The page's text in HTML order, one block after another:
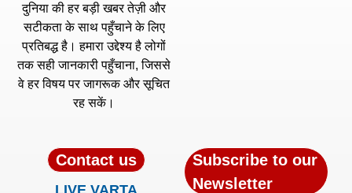
दुनिया की हर बड़ी खबर तेज़ी और
सटीकता के साथ पहुँचाने के लिए
प्रतिबद्ध है। हमारा उद्देश्य है लोगों
तक सही जानकारी पहुँचाना, जिससे
वे हर विषय पर जागरूक और सूचित
रह सकें।
Contact us
Subscribe to our
Newsletter